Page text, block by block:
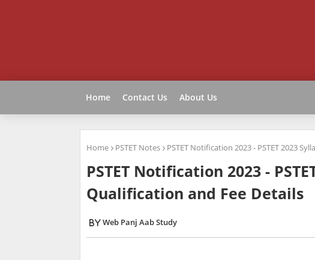
Home Contact Us About Us
Home PSTET Notes PSTET Notification 2023 - PSTET 2023
PSTET Notification 2023 -
Qualification and Fee Details
Web Panj Aab Study